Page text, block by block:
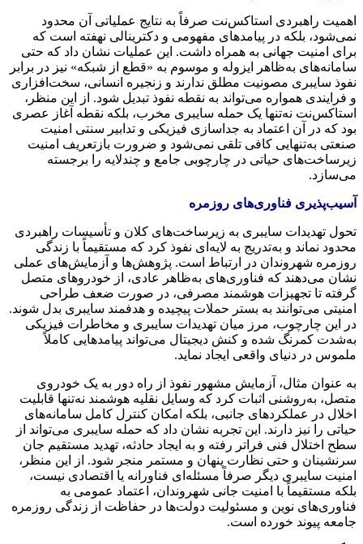
اهمیت راهبردی استاکس‌نت صرفاً به نتایج عملیاتی آن محدود
نمی‌شود، بلکه در پیامدهای مفهومی و دکترینالی نهفته است که
برای امنیت جهانی به همراه داشت. این عملیات نشان داد که حتی
سامانه‌های به‌ظاهر ایزوله و موسوم به «قطع از شبکه» نیز در برابر
نفوذ سایبری مصونیت مطلق ندارند و زنجیره انسانی، سخت‌افزاری
و فرایندی همواره می‌تواند به نقطه نفوذ تبدیل شود. از این منظر،
استاکس‌نت نه‌تنها یک حمله سایبری مخرب، بلکه نقطه آغاز عصری
بود که در آن اعتماد به جداسازی فیزیکی و تدابیر سنتی امنیت
صنعتی به‌تنهایی کافی تلقی نمی‌شود و ضرورت بازتعریف امنیت
زیرساخت‌های حیاتی در چارچوبی جامع و چندلایه را برجسته
می‌سازد.
آسیب‌پذیری فناوری‌های روزمره
تحول تهدیدات سایبری به زیرساخت‌های کلان و تأسیسات راهبردی
محدود نماند و به‌تدریج به لایه‌ای نفوذ کرد که مستقیماً با زندگی
روزمره شهروندان در ارتباط است. پژوهش‌ها و آزمایش‌های عملی
نشان می‌دهند که فناوری‌های به‌ظاهر عادی، از خودروهای متصل
گرفته تا تجهیزات هوشمند مصرفی، در صورت ضعف طراحی
امنیتی می‌توانند به بستر حملات پیچیده و هدفمند سایبری بدل شوند.
در این چارچوب، مرز میان تهدیدات سایبری و مخاطرات فیزیکی
به‌شدت کمرنگ شده و کنش دیجیتال می‌تواند پیامدهایی کاملاً
ملموس در دنیای واقعی ایجاد نماید.
به عنوان مثال، آزمایش مشهور نفوذ از راه دور به یک خودروی
متصل، به‌روشنی اثبات کرد که وسایل نقلیه هوشمند نه‌تنها قابلیت
اخلال در عملکردهای جانبی، بلکه امکان کنترل کامل سامانه‌های
حیاتی را نیز دارند. این تجربه نشان داد که حمله سایبری می‌تواند از
سطح اختلال فنی فراتر رفته و به ایجاد حادثه، تهدید مستقیم جان
سرنشینان و حتی نظارت پنهان و مستمر منجر شود. از این منظر،
امنیت سایبری دیگر صرفاً مسئله‌ای فناورانه یا اقتصادی نیست،
بلکه مستقیماً با امنیت جانی شهروندان، اعتماد عمومی به
فناوری‌های نوین و مسئولیت دولت‌ها در حفاظت از زندگی روزمره
جامعه پیوند خورده است.